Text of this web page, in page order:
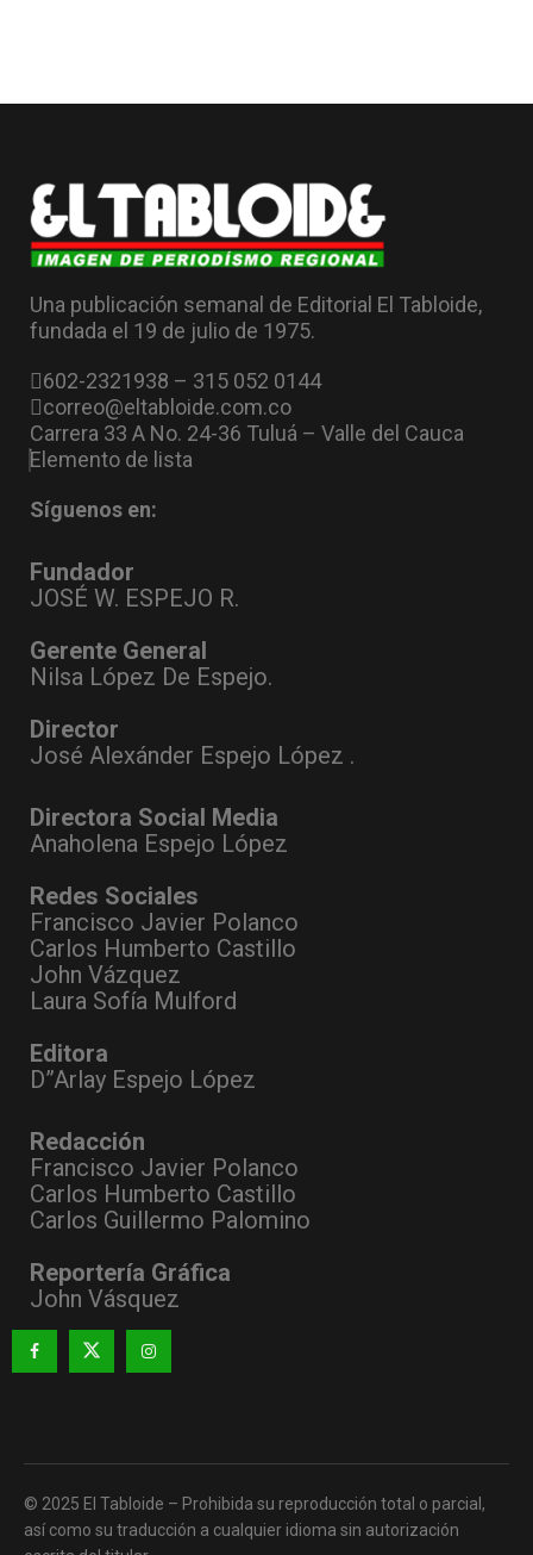
Una publicación semanal de Editorial El Tabloide,
fundada el 19 de julio de 1975.
602-2321938 – 315 052 0144
correo@eltabloide.com.co
Carrera 33 A No. 24-36 Tuluá – Valle del Cauca
Elemento de lista
Síguenos en:
Fundador
JOSÉ W. ESPEJO R.
Gerente General
Nilsa López De Espejo.
Director
José Alexánder Espejo López .
Directora Social Media
Anaholena Espejo López
Redes Sociales
Francisco Javier Polanco
Carlos Humberto Castillo
John Vázquez
Laura Sofía Mulford
Editora
D”Arlay Espejo López
Redacción
Francisco Javier Polanco
Carlos Humberto Castillo
Carlos Guillermo Palomino
Reportería Gráfica
John Vásquez
© 2025 El Tabloide – Prohibida su reproducción total o parcial,
así como su traducción a cualquier idioma sin autorización